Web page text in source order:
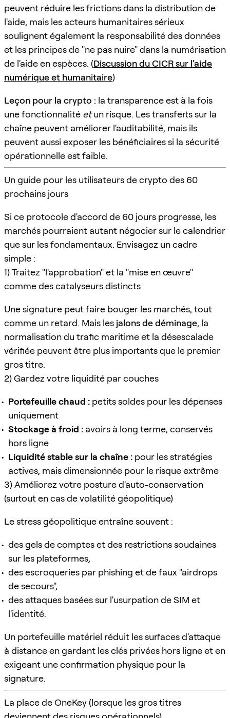
peuvent réduire les frictions dans la distribution de
l'aide, mais les acteurs humanitaires sérieux
soulignent également la responsabilité des données
et les principes de "ne pas nuire" dans la numérisation
de l'aide en espèces. (Discussion du CICR sur l'aide
numérique et humanitaire)
Leçon pour la crypto : la transparence est à la fois
une fonctionnalité etun risque. Les transferts sur la
chaîne peuvent améliorer l'auditabilité, mais ils
peuvent aussi exposer les bénéficiaires si la sécurité
opérationnelle est faible.
Un guide pour les utilisateurs de crypto des 60
prochains jours
Si ce protocole d'accord de 60 jours progresse, les
marchés pourraient autant négocier sur le calendrier
que sur les fondamentaux. Envisagez un cadre
simple :
1) Traitez "l'approbation" et la "mise en œuvre"
comme des catalyseurs distincts
Une signature peut faire bouger les marchés, tout
comme un retard. Mais les jalons de déminage, la
normalisation du trafic maritime et la désescalade
vérifiée peuvent être plus importants que le premier
gros titre.
2) Gardez votre liquidité par couches
Portefeuille chaud : petits soldes pour les dépenses
uniquement
Stockage à froid : avoirs à long terme, conservés
hors ligne
Liquidité stable sur la chaîne : pour les stratégies
actives, mais dimensionnée pour le risque extrême
3) Améliorez votre posture d'auto-conservation
(surtout en cas de volatilité géopolitique)
Le stress géopolitique entraîne souvent :
des gels de comptes et des restrictions soudaines
sur les plateformes,
des escroqueries par phishing et de faux "airdrops
de secours",
des attaques basées sur l'usurpation de SIM et
l'identité.
Un portefeuille matériel réduit les surfaces d'attaque
à distance en gardant les clés privées hors ligne et en
exigeant une confirmation physique pour la
signature.
La place de OneKey (lorsque les gros titres